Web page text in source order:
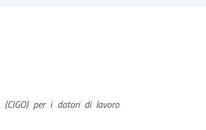
(CIGO) per i datori di lavoro